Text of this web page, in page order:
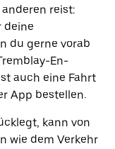
reist:
deine
du gerne vorab
En-
auch eine Fahrt
App bestellen.
kann von
wie dem Verkehr